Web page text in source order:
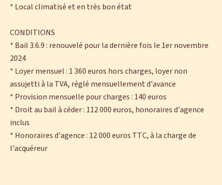
* Local climatisé et en très bon état
CONDITIONS
* Bail 3.6.9 : renouvelé pour la dernière fois le 1er novembre
2024
* Loyer mensuel : 1 360 euros hors charges, loyer non
assujetti à la TVA, réglé mensuellement d'avance
* Provision mensuelle pour charges : 140 euros
* Droit au bail à céder : 112 000 euros, honoraires d'agence
inclus
* Honoraires d'agence : 12 000 euros TTC, à la charge de
l'acquéreur